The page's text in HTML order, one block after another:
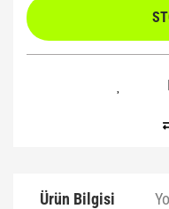
Ürün Bilgisi